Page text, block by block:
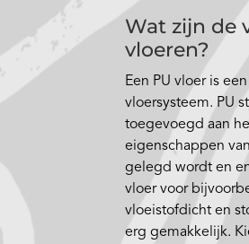
Wat zijn de
vloeren?
Een PU vloer is
vloersysteem. PU
toegevoegd aan
eigenschappen
gelegd wordt en
vloer voor
vloeistofdicht en
erg gemakkelijk.